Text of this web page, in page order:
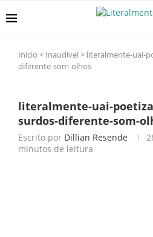
Início > Inaudível > literalmente-uai-
diferente-som-olhos
literalmente-uai-
surdos-diferente-som-
Escrito por Dillian Resende
minutos de leitura